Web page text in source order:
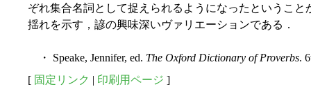
ぞれ集合名詞として捉えられるようになったというこ
揺れを示す，諺の興味深いヴァリエーションである．
・ Speake, Jennifer, ed. The Oxford Dictionary of Proverbs.
[ 固定リンク | 印刷用ページ ]